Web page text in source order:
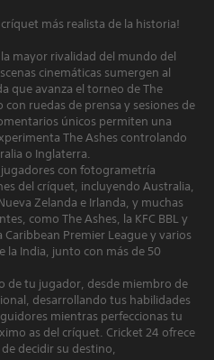
más realista de la historia!
mayor rivalidad del mundo del
cinemáticas sumergen al
que avanza el torneo de The
ruedas de prensa y sesiones de
únicos permiten una
The Ashes controlando
o Inglaterra.
jugadores con fotogrametría
del críquet, incluyendo Australia,
Zelanda e Irlanda, y muchas
como The Ashes, la KFC BBL y
Caribbean Premier League y varios
la India, junto con más de 50
de tu jugador, desde miembro de
desarrollando tus habilidades
mientras perfeccionas tu
as del críquet. Cricket 24 ofrece
decidir su destino,